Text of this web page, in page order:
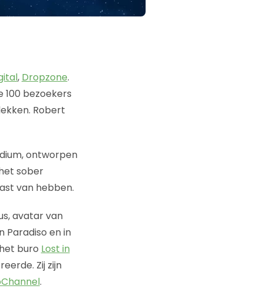
, Dropzone.
bezoekers
Robert
ontworpen
sober
van hebben.
avatar van
Paradiso en in
buro Lost in
Zij zijn
.